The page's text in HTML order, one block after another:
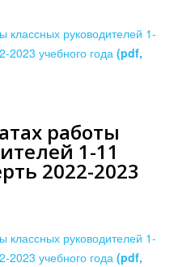
классных руководителей 1-
2023 учебного года (pdf,
работы
1-11
2022-2023
классных руководителей 1-
2023 учебного года (pdf,